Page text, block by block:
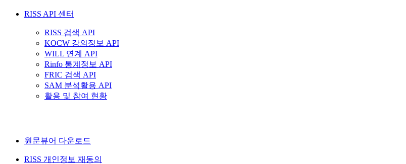
RISS API 센터
RISS 검색 API
KOCW 강의정보 API
WILL 연계 API
Rinfo 통계정보 API
FRIC 검색 API
SAM 분석활용 API
활용 및 참여 현황
원문뷰어 다운로드
RISS 개인정보 재동의